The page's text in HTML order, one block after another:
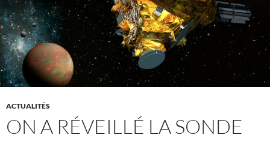
ACTUALITÉS
ON A RÉVEILLÉ LA SONDE